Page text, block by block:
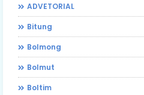
ADVETORIAL
Bitung
Bolmong
Bolmut
Boltim